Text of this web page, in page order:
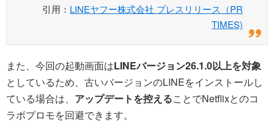
引用： LINEヤフー株式会社 プレスリリース（PR
TIMES)
また、今回の起動画面はLINEバージョン26.1.0以上を対象
としているため、古いバージョンのLINEをインストールし
ている場合は、 アップデートを控えることでNetflixとのコ
ラボプロモを回避できます。